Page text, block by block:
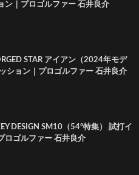
ン｜プロゴルファー 石井良介
STAR アイアン（2024年モデ
ション｜プロゴルファー 石井良介
DESIGN SM10（54°特集） 試打イ
ロゴルファー 石井良介